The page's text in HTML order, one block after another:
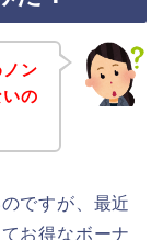
ン
の
ですが、最近
お得なボーナ